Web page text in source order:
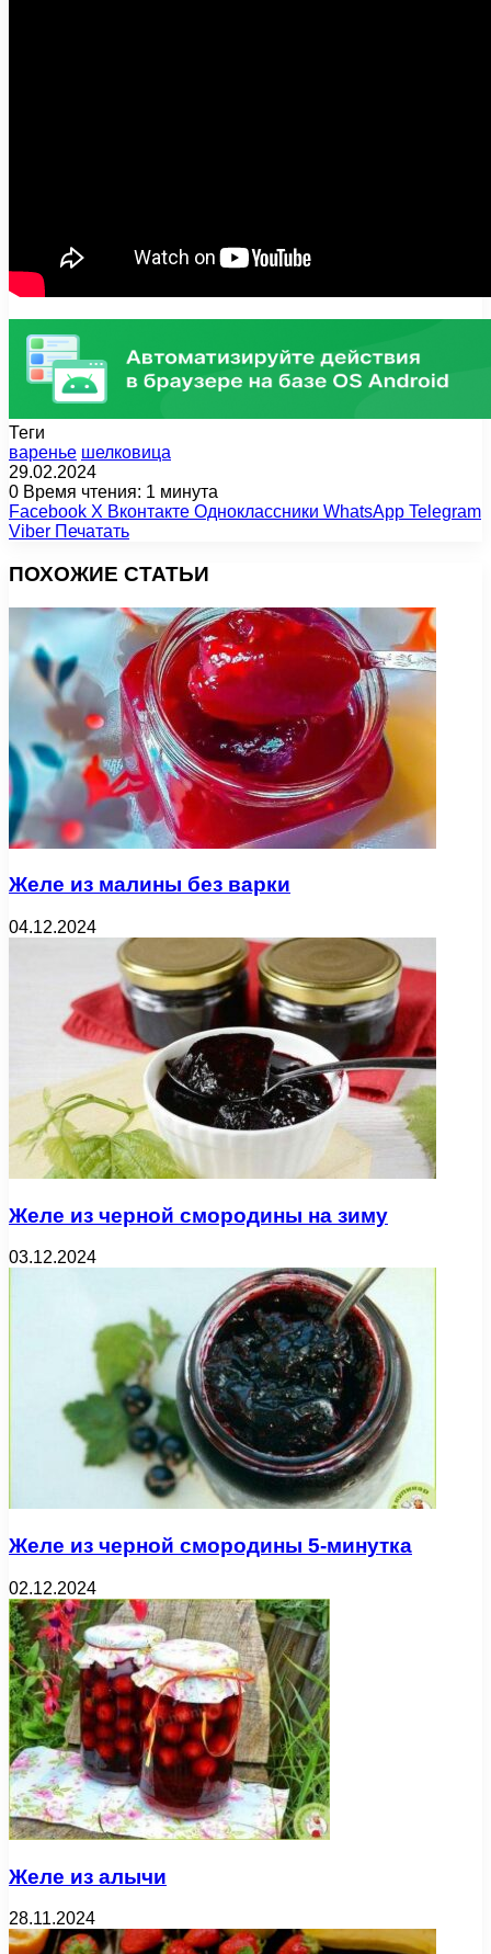
Теги
варенье шелковица
29.02.2024
0 Время чтения: 1 минута
Facebook X Вконтакте Одноклассники WhatsApp Telegram
Viber Печатать
ПОХОЖИЕ СТАТЬИ
Желе из малины без варки
04.12.2024
Желе из черной смородины на зиму
03.12.2024
Желе из черной смородины 5-минутка
02.12.2024
Желе из алычи
28.11.2024